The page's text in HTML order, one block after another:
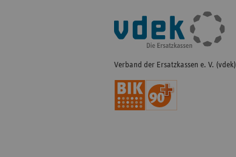
Fußleisten-
Navigation
Verband der Ersatzkassen e. V. (vdek)